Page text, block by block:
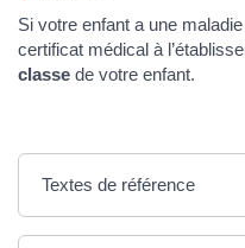
Si votre enfant a une
certificat médical à
classe de votre enfant.
Textes de référence